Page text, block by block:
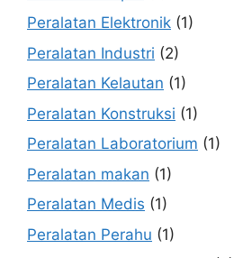
Peralatan Elektronik (1)
Peralatan Industri (2)
Peralatan Kelautan (1)
Peralatan Konstruksi (1)
Peralatan Laboratorium (1)
Peralatan makan (1)
Peralatan Medis (1)
Peralatan Perahu (1)